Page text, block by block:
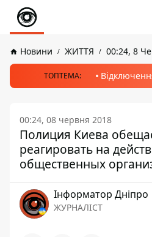
Новини ЖИТТЯ 00:24, 8
ТОПТЕМА:
00:24, 08 червня 2018
Полиция Киева
реагировать на
общественных
Інформатор Дніпро
ЖУРНАЛІСТ